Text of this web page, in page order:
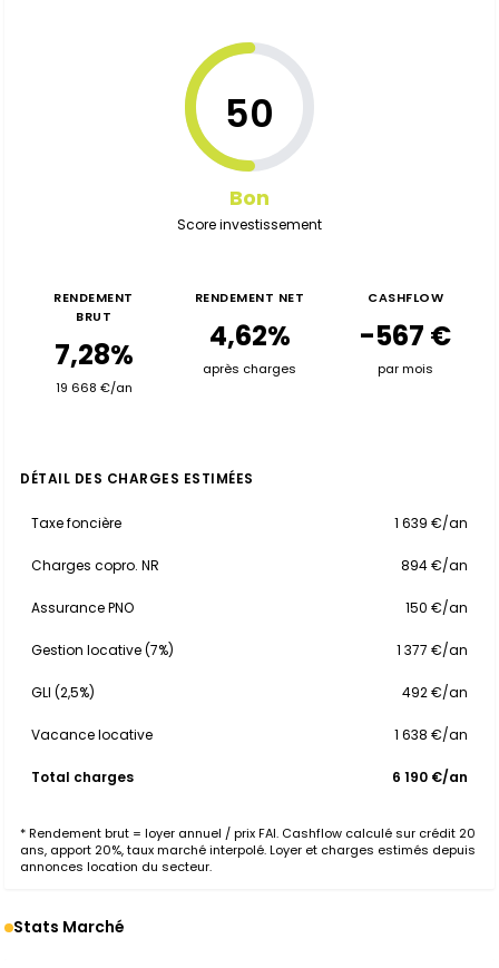
50
Bon
Score investissement
RENDEMENT
BRUT
7,28%
19 668 €/an
RENDEMENT NET
4,62%
après charges
CASHFLOW
-567 €
par mois
DÉTAIL DES CHARGES ESTIMÉES
Taxe foncière 1 639 €/an
Charges copro. NR 894 €/an
Assurance PNO 150 €/an
Gestion locative (7%) 1 377 €/an
GLI (2,5%) 492 €/an
Vacance locative 1 638 €/an
Total charges 6 190 €/an
* Rendement brut = loyer annuel / prix FAI. Cashflow calculé sur crédit 20
ans, apport 20%, taux marché interpolé. Loyer et charges estimés depuis
annonces location du secteur.
Stats Marché